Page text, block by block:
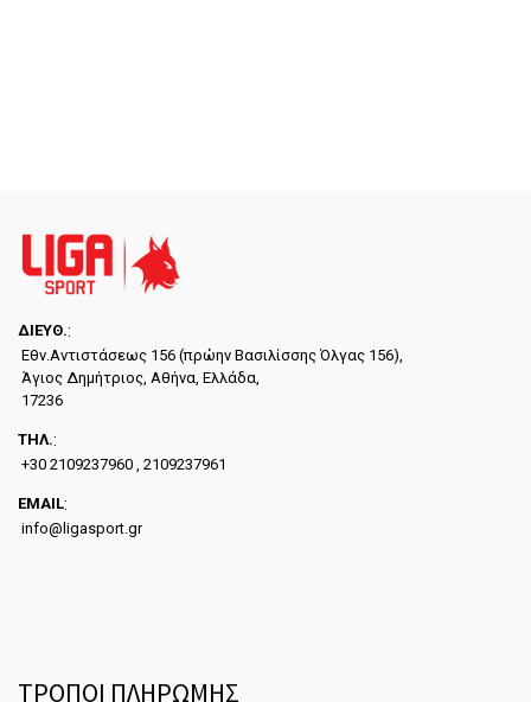
ΔΙΕYΘ.:
Εθν.Αντιστάσεως 156 (πρώην Βασιλίσσης Όλγας 156),
Άγιος Δημήτριος, Αθήνα, Ελλάδα,
17236
ΤΗΛ.:
+30 2109237960 , 2109237961
EMAIL:
info@ligasport.gr
ΤΡΟΠΟΙ ΠΛΗΡΩΜΗΣ